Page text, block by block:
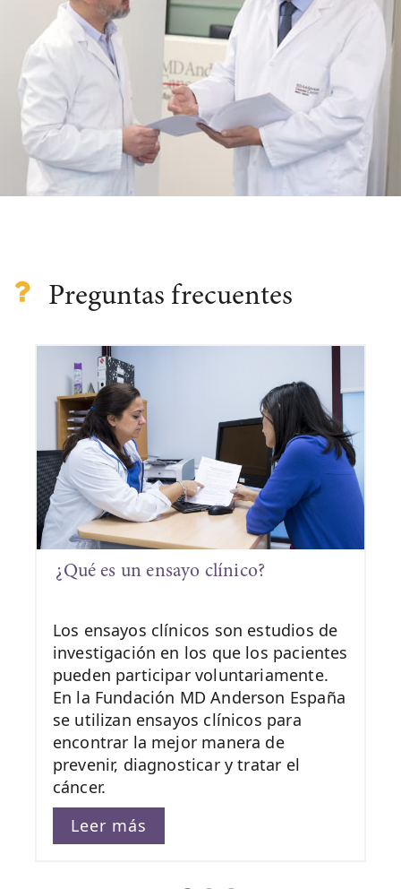
Preguntas frecuentes
¿Qué es un ensayo clínico?
Los ensayos clínicos son estudios de
investigación en los que los pacientes
pueden participar voluntariamente.
En la Fundación MD Anderson España
se utilizan ensayos clínicos para
encontrar la mejor manera de
prevenir, diagnosticar y tratar el
cáncer.
Leer más